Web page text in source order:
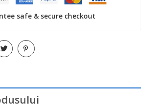
safe & secure checkout